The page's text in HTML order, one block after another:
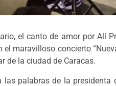
el canto de amor por Alí
maravilloso concierto
de la ciudad de Caracas.
palabras de la presidenta